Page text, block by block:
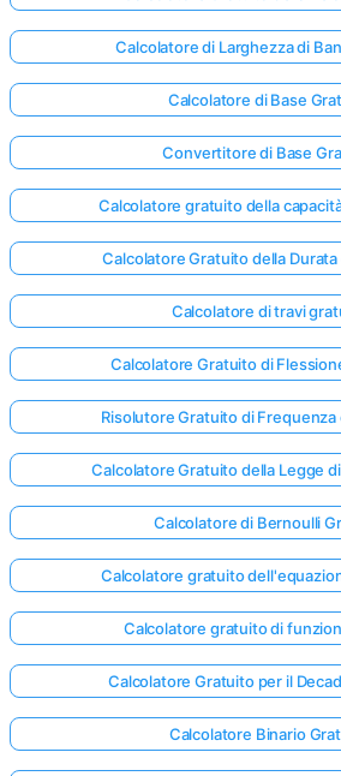
Calcolatore di Larghezza di
Calcolatore di Base
Convertitore di Base
Calcolatore gratuito della
Calcolatore Gratuito della
Calcolatore di travi
Calcolatore Gratuito di
Risolutore Gratuito di
Calcolatore Gratuito della Legge
Calcolatore di Bernoulli
Calcolatore gratuito
Calcolatore gratuito di
Calcolatore Gratuito per il
Calcolatore Binario